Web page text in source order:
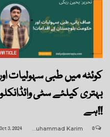
ARTICLE
کوئٹہ میں طبی سہولیات
بہتری کیلئے سٹی
ہے!!
Muhammad Karim
Oct 3, 2024